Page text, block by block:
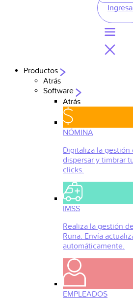
Productos
Atrás
Software
Atrás
NÓMINA
Digitaliza la gestión
dispersar y timbrar
clicks.
IMSS
Realiza la gestión
Runa. Envía
automáticamente.
EMPLEADOS